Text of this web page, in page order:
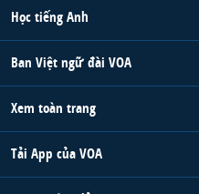
Học tiếng Anh
Ban Việt ngữ đài VOA
Xem toàn trang
Tải App của VOA